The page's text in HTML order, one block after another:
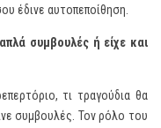
έδινε αυτοπεποίθηση.
συμβουλές ή είχε και
τι τραγούδια θα
συμβουλές. Τον ρόλο του